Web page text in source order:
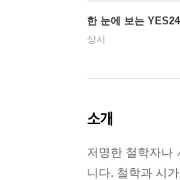
한 눈에 보는
상시
소개
저명한 철학자나
니다. 철학과 시